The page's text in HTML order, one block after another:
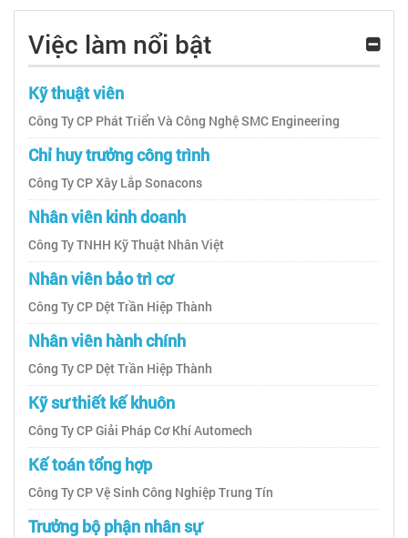
Việc làm nổi bật
Kỹ thuật viên
Công Ty CP Phát Triển Và Công Nghệ SMC Engineering
Chỉ huy trưởng công trình
Công Ty CP Xây Lắp Sonacons
Nhân viên kinh doanh
Công Ty TNHH Kỹ Thuật Nhân Việt
Nhân viên bảo trì cơ
Công Ty CP Dệt Trần Hiệp Thành
Nhân viên hành chính
Công Ty CP Dệt Trần Hiệp Thành
Kỹ sư thiết kế khuôn
Công Ty CP Giải Pháp Cơ Khí Automech
Kế toán tổng hợp
Công Ty CP Vệ Sinh Công Nghiệp Trung Tín
Trưởng bộ phận nhân sự